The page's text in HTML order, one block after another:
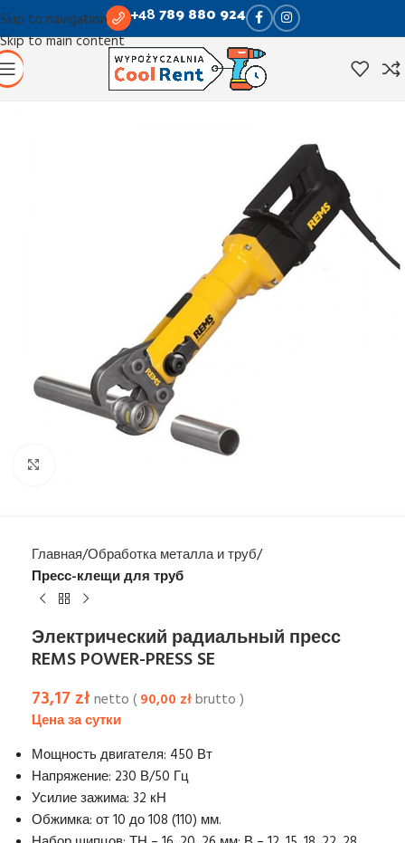
Skip to navigation
Skip to main content
+48789 880 924
Главная Обработка металла и труб
Пресс-клещи для труб
Электрический радиальный пресс
REMS POWER-PRESS SE
73,17 zł netto (90,00 złbrutto )
Мощность двигателя: 450 Вт
Напряжение: 230 В/50 Гц
Усилие зажима: 32 кН
Обжимка: от 10 до 108 (110) мм.